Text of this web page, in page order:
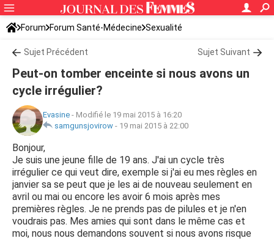
Forum Forum Santé-Médecine Sexualité
Sujet Précédent Sujet Suivant
Peut-on tomber enceinte si nous avons un
cycle irrégulier?
Evasine - Modifié le 19 mai 2015 à 16:20
samgunsjovirow - 19 mai 2015 à 22:00
Bonjour,
Je suis une jeune fille de 19 ans. J'ai un cycle très
irrégulier ce qui veut dire, exemple si j'ai eu mes règles en
janvier sa se peut que je les ai de nouveau seulement en
avril ou mai ou encore les avoir 6 mois après mes
premières règles. Je ne prends pas de pilules et je n'en
voudrais pas. Mes amies qui sont dans le même cas et
moi, nous nous demandons souvent si nous avons risque